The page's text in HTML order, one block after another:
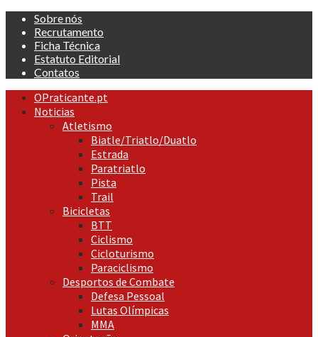
Skip
content
Sobre nós
Recrutamento
Ficha Técnica
Estatuto Editorial
Contatos
Primary
Menu
OPraticante.pt
Noticias
Atletismo
Biatle/Triatlo/Duatlo
Estrada
Paratriatlo
Pista
Trail
Bicicletas
BTT
Ciclismo
Cicloturismo
Paraciclismo
Desportos de Combate
Defesa Pessoal
Lutas Olímpicas
MMA